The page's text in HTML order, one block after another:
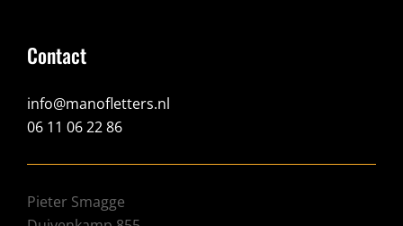
Contact
info@manofletters.nl
06 11 06 22 86
Pieter Smagge